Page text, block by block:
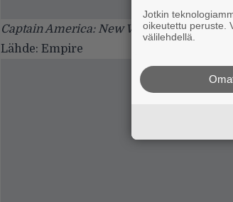
Captain America: New World Orderin
Lähde: Empire
Jotkin
oikeutettu peruste.
välilehdellä.